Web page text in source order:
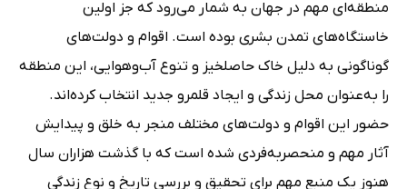
منطقه‌ای مهم در جهان به شمار می‌رود که جز اولین
خاستگاه‌های تمدن بشری بوده است. اقوام و دولت‌های
گوناگونی به دلیل خاک حاصلخیز و تنوع آب‌وهوایی، این منطقه
را به‌عنوان محل زندگی و ایجاد قلمرو جدید انتخاب کرده‌اند.
حضور این اقوام و دولت‌های مختلف منجر به خلق و پیدایش
آثار مهم و منحصربه‌فردی شده است که با گذشت هزاران سال
هنوز یک منبع مهم برای تحقیق و بررسی تاریخ و نوع زندگی